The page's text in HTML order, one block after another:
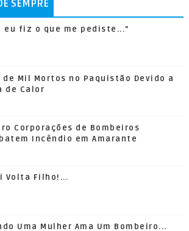
SEMPRE
eu fiz o que me pediste..."
de Mil Mortos no Paquistão Devido a
de Calor
Corporações de Bombeiros
Incêndio em Amarante
Volta Filho!...
Uma Mulher Ama Um Bombeiro...